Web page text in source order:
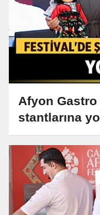
Afyon
stantlarına